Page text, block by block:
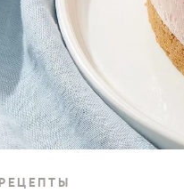
РЕЦЕПТЫ